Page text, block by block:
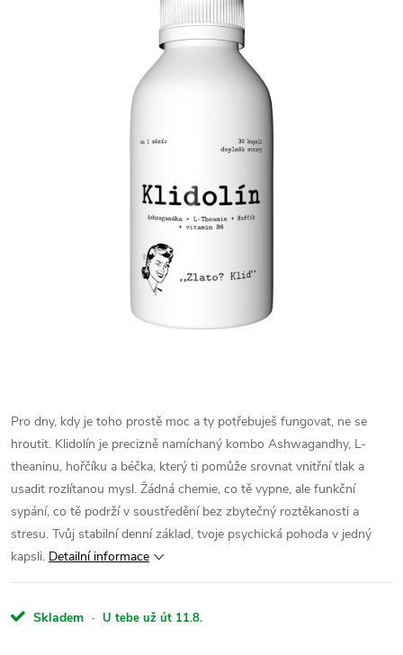
Pro dny, kdy je toho prostě moc a ty potřebuješ fungovat, ne se
hroutit. Klidolín je precizně namíchaný kombo Ashwagandhy, L-
theaninu, hořčíku a béčka, který ti pomůže srovnat vnitřní tlak a
usadit rozlítanou mysl. Žádná chemie, co tě vypne, ale funkční
sypání, co tě podrží v soustředění bez zbytečný roztěkanosti a
stresu. Tvůj stabilní denní základ, tvoje psychická pohoda v jedný
kapsli. Detailní informace
Skladem · U tebe už út 11.8.